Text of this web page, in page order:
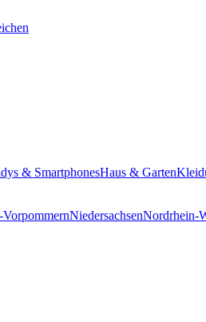
& SmartphonesHaus & Garten
NiedersachsenNordrhein-